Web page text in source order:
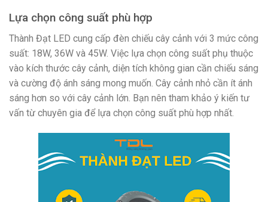
Lựa chọn công suất phù hợp
Thành Đạt LED cung cấp đèn chiếu cây cảnh với 3 mức công
suất: 18W, 36W và 45W. Việc lựa chọn công suất phụ thuộc
vào kích thước cây cảnh, diện tích không gian cần chiếu sáng
và cường độ ánh sáng mong muốn. Cây cảnh nhỏ cần ít ánh
sáng hơn so với cây cảnh lớn. Bạn nên tham khảo ý kiến tư
vấn từ chuyên gia để lựa chọn công suất phù hợp nhất.